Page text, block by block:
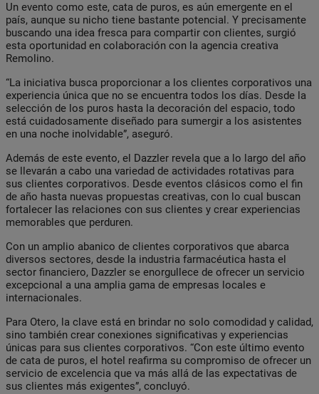
Un evento como este, cata de puros, es aún emergente en el
país, aunque su nicho tiene bastante potencial. Y precisamente
buscando una idea fresca para compartir con clientes, surgió
esta oportunidad en colaboración con la agencia creativa
Remolino.
“La iniciativa busca proporcionar a los clientes corporativos una
experiencia única que no se encuentra todos los días. Desde la
selección de los puros hasta la decoración del espacio, todo
está cuidadosamente diseñado para sumergir a los asistentes
en una noche inolvidable”, aseguró.
Además de este evento, el Dazzler revela que a lo largo del año
se llevarán a cabo una variedad de actividades rotativas para
sus clientes corporativos. Desde eventos clásicos como el fin
de año hasta nuevas propuestas creativas, con lo cual buscan
fortalecer las relaciones con sus clientes y crear experiencias
memorables que perduren.
Con un amplio abanico de clientes corporativos que abarca
diversos sectores, desde la industria farmacéutica hasta el
sector financiero, Dazzler se enorgullece de ofrecer un servicio
excepcional a una amplia gama de empresas locales e
internacionales.
Para Otero, la clave está en brindar no solo comodidad y calidad,
sino también crear conexiones significativas y experiencias
únicas para sus clientes corporativos. “Con este último evento
de cata de puros, el hotel reafirma su compromiso de ofrecer un
servicio de excelencia que va más allá de las expectativas de
sus clientes más exigentes”, concluyó.